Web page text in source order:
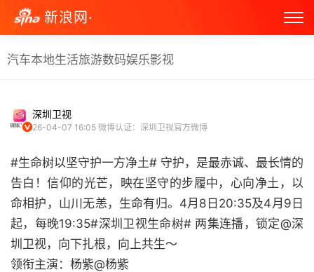
新浪网·
汽车本地生活旅游数码娱乐影视
深圳卫视
26-04-07 16:05 微博认证：深圳卫视官方微博
#生命树以坚守护一方净土# 守护，是最赤诚、最长情的
告白！信仰的光芒，映在坚守的步履中，心向净土，以
命相护，山川无恙，生命有归。4月8日20:35及4月9日
起，每晚19:35#深圳卫视生命树# 两集连播，锁定@深
圳卫视，向下扎根，向上共生～
领衔主演：杨紫@杨紫